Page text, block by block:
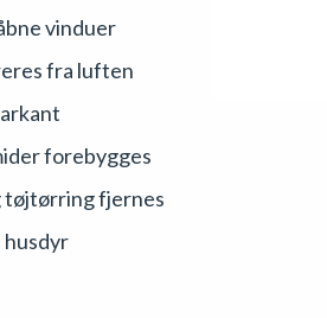
vinduer
fra luften
forebygges
tøjtørring fjernes